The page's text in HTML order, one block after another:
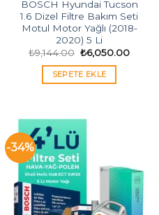
BOSCH Hyundai Tucson
1.6 Dizel Filtre Bakım Seti
Motul Motor Yağlı (2018-
2020) 5 Li
₺9,144.00 Orijinal
fiyat:
₺9,144.00.
₺6,050.00Şu
SEPETE EKLE
-34%